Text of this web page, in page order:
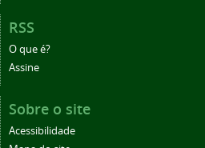
RSS
O que é?
Assine
Sobre o site
Acessibilidade